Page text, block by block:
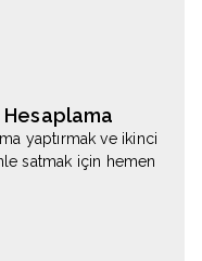
Hesaplama
yaptırmak ve ikinci
satmak için hemen